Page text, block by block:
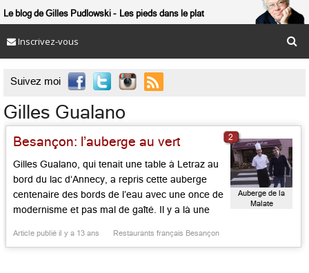
Le blog de Gilles Pudlowski Les pieds dans le plat
Inscrivez-vous
Suivez moi 
Gilles Gualano
Besançon: l’auberge au vert
Gilles Gualano, qui tenait une table à Letraz au
bord du lac d‘Annecy, a repris cette auberge
centenaire des bords de l’eau avec une once de
modernisme et pas mal de gaîté. Il y a là une
sans chichi, une atmosphère complice. L’hiver,
Article publié il y a 13 ans Restaurants français Besançon
Auberge de la
Malate
2